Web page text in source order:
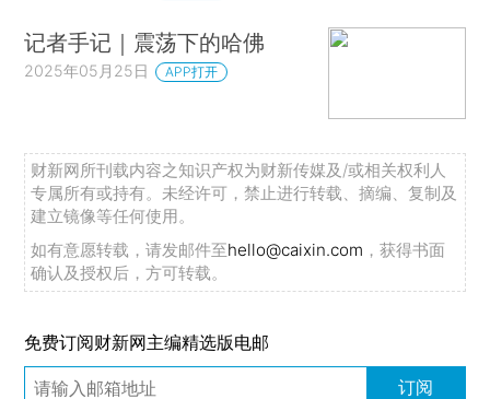
记者手记｜震荡下的哈佛
2025年05月25日 APP打开
财新网所刊载内容之知识产权为财新传媒及/或相关权利人
专属所有或持有。未经许可，禁止进行转载、摘编、复制及
建立镜像等任何使用。
如有意愿转载，请发邮件至hello@caixin.com ，获得书面
确认及授权后，方可转载。
免费订阅财新网主编精选版电邮
订阅